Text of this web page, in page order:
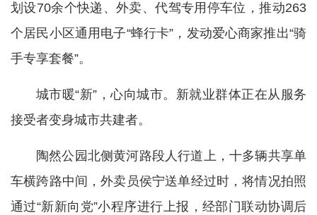
划设70余个快递、外卖、代驾专用停车位，推动263
个居民小区通用电子“蜂行卡”，发动爱心商家推出“骑
手专享套餐”。
城市暖“新”，心向城市。新就业群体正在从服务
接受者变身城市共建者。
陶然公园北侧黄河路段人行道上，十多辆共享单
车横跨路中间，外卖员侯宁送单经过时，将情况拍照
通过“新新向党”小程序进行上报，经部门联动协调后